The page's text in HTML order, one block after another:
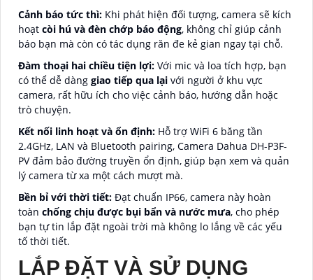
Cảnh báo tức thì: Khi phát hiện đối tượng, camera sẽ kích
hoạt còi hú và đèn chớp báo động, không chỉ giúp cảnh
báo bạn mà còn có tác dụng răn đe kẻ gian ngay tại chỗ.
Đàm thoại hai chiều tiện lợi: Với mic và loa tích hợp, bạn
có thể dễ dàng giao tiếp qua lại với người ở khu vực
camera, rất hữu ích cho việc cảnh báo, hướng dẫn hoặc
trò chuyện.
Kết nối linh hoạt và ổn định: Hỗ trợ WiFi 6 băng tần
2.4GHz, LAN và Bluetooth pairing, Camera Dahua DH-P3F-
PV đảm bảo đường truyền ổn định, giúp bạn xem và quản
lý camera từ xa một cách mượt mà.
Bền bỉ với thời tiết: Đạt chuẩn IP66, camera này hoàn
toàn chống chịu được bụi bẩn và nước mưa, cho phép
bạn tự tin lắp đặt ngoài trời mà không lo lắng về các yếu
tố thời tiết.
LẮP ĐẶT VÀ SỬ DỤNG